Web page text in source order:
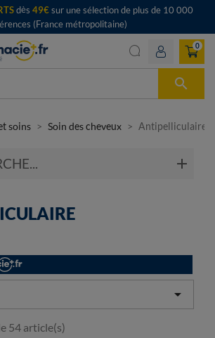
dès 49€sur une sélection de plus de 10 000
(France métropolitaine)

0
soins Soin des cheveux Antipelliculaire

54 article(s)